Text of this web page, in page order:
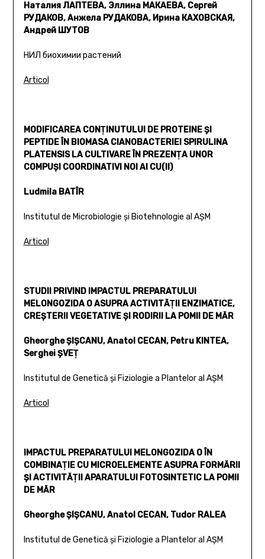
Наталия ЛАПТЕВА, Эллина МАКАЕВА, Сергей
РУДАКОВ, Анжела РУДАКОВА, Ирина КАХОВСКАЯ,
Андрей ШУТОВ
НИЛ биохимии растений
Articol
MODIFICAREA CONŢINUTULUI DE PROTEINE ŞI
PEPTIDE ÎN BIOMASA CIANOBACTERIEI SPIRULINA
PLATENSIS LA CULTIVARE ÎN PREZENŢA UNOR
COMPUŞI COORDINATIVI NOI AI CU(II)
Ludmila BATÎR
Institutul de Microbiologie şi Biotehnologie al AŞM
Articol
STUDII PRIVIND IMPACTUL PREPARATULUI
MELONGOZIDA O ASUPRA ACTIVITĂŢII ENZIMATICE,
CREŞTERII VEGETATIVE ŞI RODIRII LA POMII DE MĂR
Gheorghe ŞIŞCANU, Anatol CECAN, Petru KINTEA,
Serghei ŞVEŢ
Institutul de Genetică şi Fiziologie a Plantelor al AŞM
Articol
IMPACTUL PREPARATULUI MELONGOZIDA O ÎN
COMBINAŢIE CU MICROELEMENTE ASUPRA FORMĂRII
ŞI ACTIVITĂŢII APARATULUI FOTOSINTETIC LA POMII
DE MĂR
Gheorghe ŞIŞCANU, Anatol CECAN, Tudor RALEA
Institutul de Genetică şi Fiziologie a Plantelor al AŞM